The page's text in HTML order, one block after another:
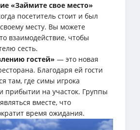
«Займите свое место»
посетитель стоит и был
месту. Вы можете
взаимодействие, чтобы
сесть.
гостей» — это новая
Благодаря ей гости
там, где симы игрока
прибытии на участок. Группы
вместе, что
время ожидания.